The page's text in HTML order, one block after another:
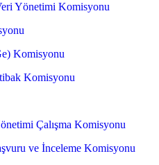
Yönetimi Komisyonu
Komisyonu
Komisyonu
Çalışma Komisyonu
ve İnceleme Komisyonu